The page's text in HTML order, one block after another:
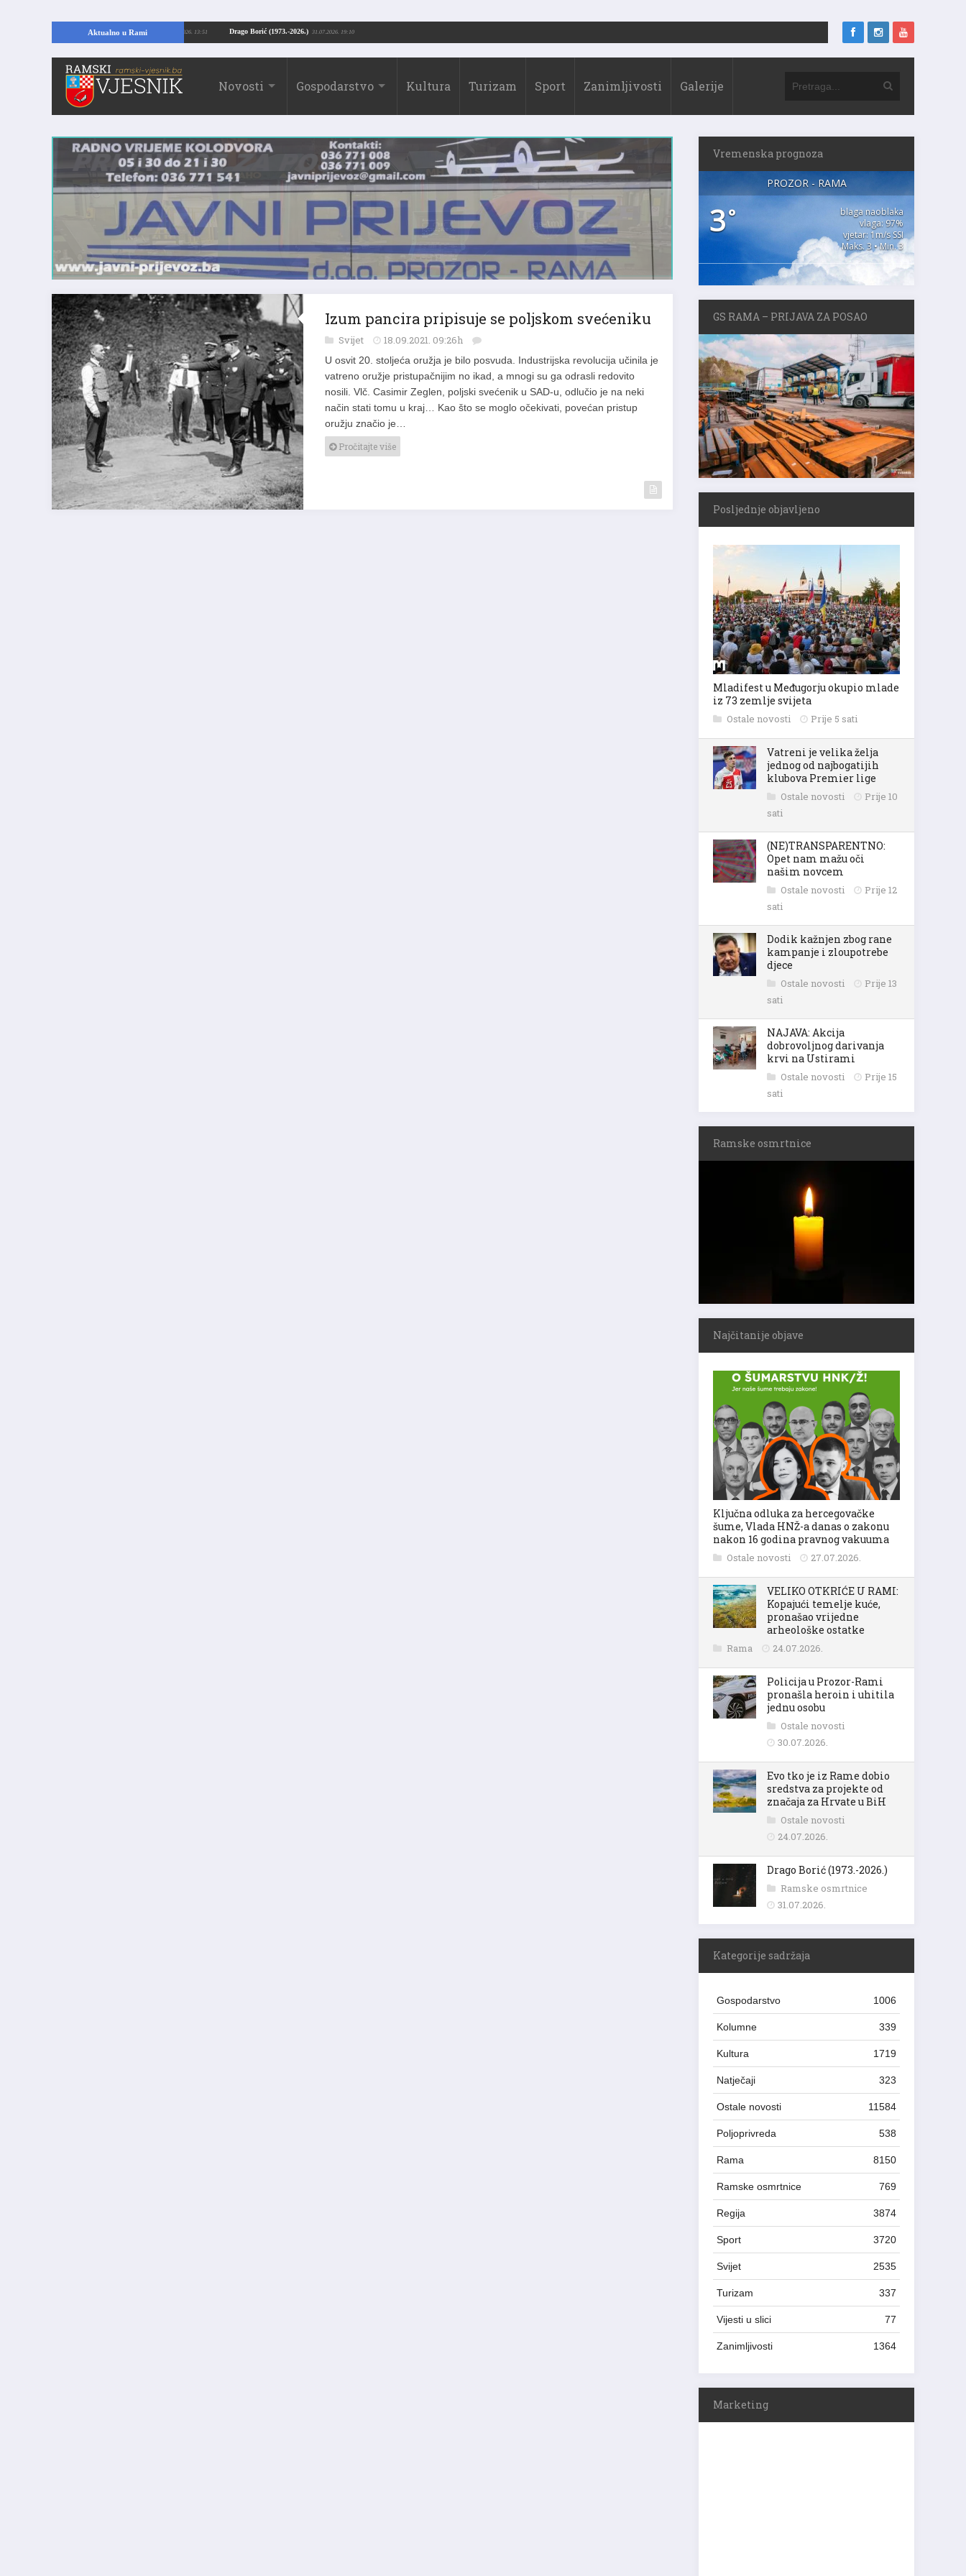
Aktualno u Rami Drago Borić (1973.-2026.) 31.07.2026. 19:10
Kopajući temelje kuće, pronašao vrijedne arheološke ostatke 24.07.2026. 13:51
Novosti Gospodarstvo Kultura Turizam Sport Zanimljivosti Galerije
Izum pancira pripisuje se poljskom svećeniku
Svijet 18.09.2021. 09:26h
U osvit 20. stoljeća oružja je bilo posvuda. Industrijska revolucija učinila je
vatreno oružje pristupačnijim no ikad, a mnogi su ga odrasli redovito
nosili. Vlč. Casimir Zeglen, poljski svećenik u SAD-u, odlučio je na neki
način stati tomu u kraj… Kao što se moglo očekivati, povećan pristup
oružju značio je…
Pročitajte više
Vremenska prognoza
PROZOR - RAMA
3°
blaga naoblaka
vlaga: 97%
vjetar: 1m/s SSI
Maks. 3 • Min. 3
GS RAMA – PRIJAVA ZA POSAO
Posljednje objavljeno
Mladifest u Međugorju okupio mlade
iz 73 zemlje svijeta
Ostale novosti Prije 5 sati
Vatreni je velika želja
jednog od najbogatijih
klubova Premier lige
Ostale novosti
Prije 10
sati
(NE)TRANSPARENTNO:
Opet nam mažu oči
našim novcem
Ostale novosti
Prije 12
sati
Dodik kažnjen zbog rane
kampanje i zloupotrebe
djece
Ostale novosti
Prije 13
sati
NAJAVA: Akcija
dobrovoljnog darivanja
krvi na Ustirami
Ostale novosti
Prije 15
sati
Ramske osmrtnice
Najčitanije objave
Ključna odluka za hercegovačke
šume, Vlada HNŽ-a danas o zakonu
nakon 16 godina pravnog vakuuma
Ostale novosti 27.07.2026.
VELIKO OTKRIĆE U RAMI:
Kopajući temelje kuće,
pronašao vrijedne
arheološke ostatke
Rama 24.07.2026.
Policija u Prozor-Rami
pronašla heroin i uhitila
jednu osobu
Ostale novosti
30.07.2026.
Evo tko je iz Rame dobio
sredstva za projekte od
značaja za Hrvate u BiH
Ostale novosti
24.07.2026.
Drago Borić (1973.-2026.)
Ramske osmrtnice
31.07.2026.
Kategorije sadržaja
Gospodarstvo 1006
Kolumne 339
Kultura 1719
Natječaji 323
Ostale novosti 11584
Poljoprivreda 538
Rama 8150
Ramske osmrtnice 769
Regija 3874
Sport 3720
Svijet 2535
Turizam 337
Vijesti u slici 77
Zanimljivosti 1364
Marketing